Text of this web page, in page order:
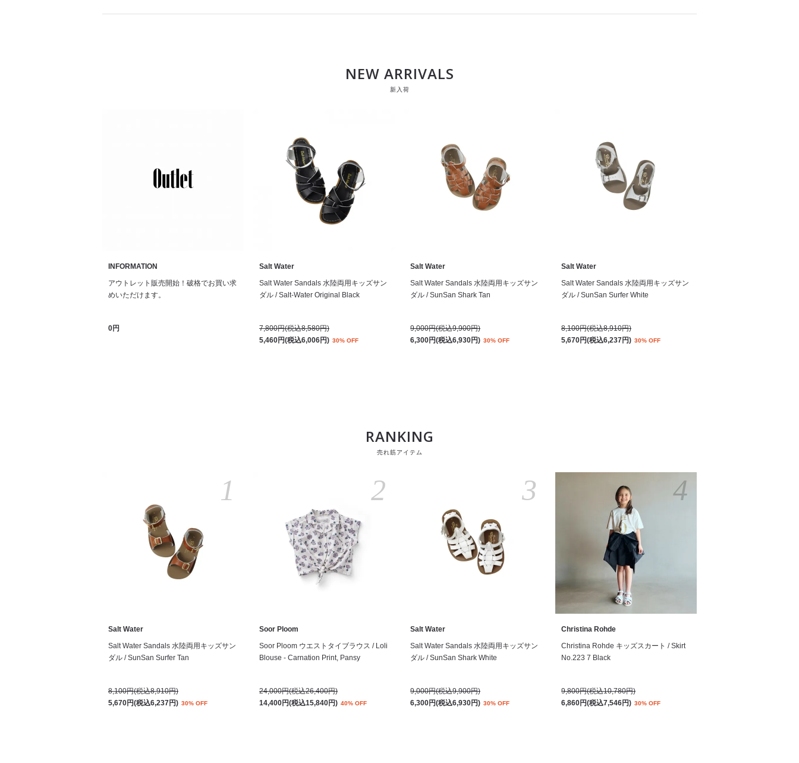
NEW ARRIVALS
新入荷
INFORMATION
アウトレット販売開始！破格でお買い求
めいただけます。
0円
Salt Water
Salt Water Sandals 水陸両用キッズサン
ダル / Salt-Water Original Black
7,800円(税込8,580円)
5,460円(税込6,006円) 30% OFF
Salt Water
Salt Water Sandals 水陸両用キッズサン
ダル / SunSan Shark Tan
9,000円(税込9,900円)
6,300円(税込6,930円) 30% OFF
Salt Water
Salt Water Sandals 水陸両用キッズサン
ダル / SunSan Surfer White
8,100円(税込8,910円)
5,670円(税込6,237円) 30% OFF
RANKING
売れ筋アイテム
Salt Water
Salt Water Sandals 水陸両用キッズサン
ダル / SunSan Surfer Tan
8,100円(税込8,910円)
5,670円(税込6,237円) 30% OFF
1
Soor Ploom
Soor Ploom ウエストタイブラウス / Loli
Blouse - Carnation Print, Pansy
24,000円(税込26,400円)
14,400円(税込15,840円) 40% OFF
2
Salt Water
Salt Water Sandals 水陸両用キッズサン
ダル / SunSan Shark White
9,000円(税込9,900円)
6,300円(税込6,930円) 30% OFF
3
Christina Rohde
Christina Rohde キッズスカート / Skirt
No.223 7 Black
9,800円(税込10,780円)
6,860円(税込7,546円) 30% OFF
4